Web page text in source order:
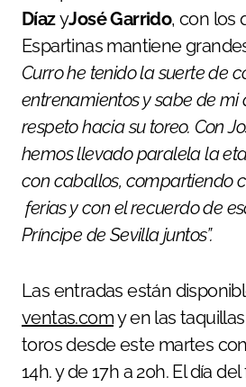
DíazyJosé Garrido, con los
Espartinas mantiene
Curro he tenido la suerte de
entrenamientos y sabe de mi
respeto hacia su toreo. Con
hemos llevado paralela la
con caballos, compartiendo
ferias y con el recuerdo de
Príncipe de Sevilla juntos”.
Las entradas están
ventas.comy en las
toros desde este martes
14h. y de 17h a 20h. El día